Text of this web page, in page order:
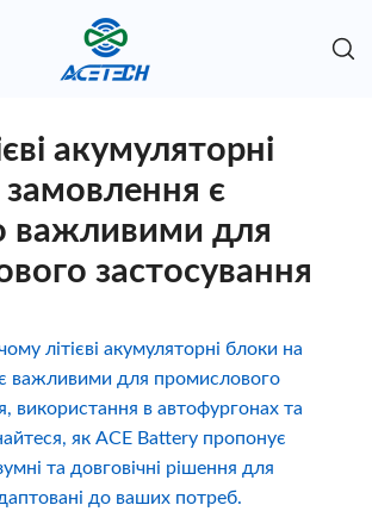
акумуляторні
є
важливими для
застосування
літієві акумуляторні блоки на
важливими для промислового
використання в автофургонах та
як ACE Battery пропонує
та довговічні рішення для
до ваших потреб.